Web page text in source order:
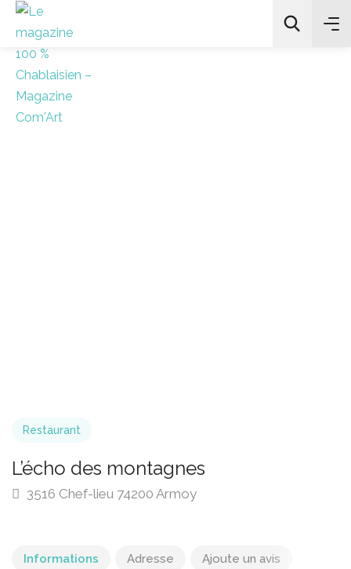
All Categories
Restaurant
L’écho des montagnes
3516 Chef-lieu 74200 Armoy
Informations Adresse Ajoute un avis